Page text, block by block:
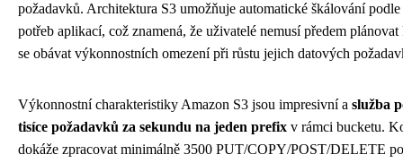
požadavků. Architektura S3 umožňuje automatické škálování
potřeb aplikací, což znamená, že uživatelé nemusí předem
se obávat výkonnostních omezení při růstu jejich datových
Výkonnostní charakteristiky Amazon S3 jsou impresivní a služba
tisíce požadavků za sekundu na jeden prefix v rámci bucketu.
dokáže zpracovat minimálně 3500 PUT/COPY/POST/DELETE